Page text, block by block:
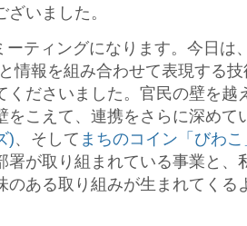
いました。
ーティングになります。今日は
情報を組み合わせて表現する
くださいました。官民の壁を越
をこえて、連携をさらに深めて
)、そして まちのコイン「びわ
署が取り組まれている事業と、
のある取り組みが生まれてくる